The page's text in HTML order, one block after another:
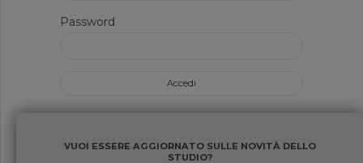
Password
VUOI ESSERE AGGIORNATO SULLE NOVITÀ DELLO
STUDIO?